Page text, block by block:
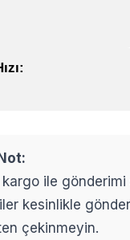
kargo ile
kesinlikle
çekinmeyin.